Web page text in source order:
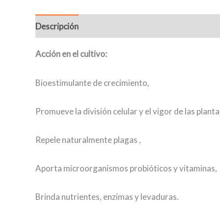
Descripción
Acción en el cultivo:
Bioestimulante de crecimiento,
Promueve la división celular y el vigor de las
Repele naturalmente plagas ,
Aporta microorganismos probióticos y vitaminas,
Brinda nutrientes, enzimas y levaduras.